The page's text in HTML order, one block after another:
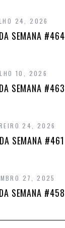
24, 2026
SEMANA #464
10, 2026
SEMANA #463
24, 2026
SEMANA #461
27, 2025
SEMANA #458